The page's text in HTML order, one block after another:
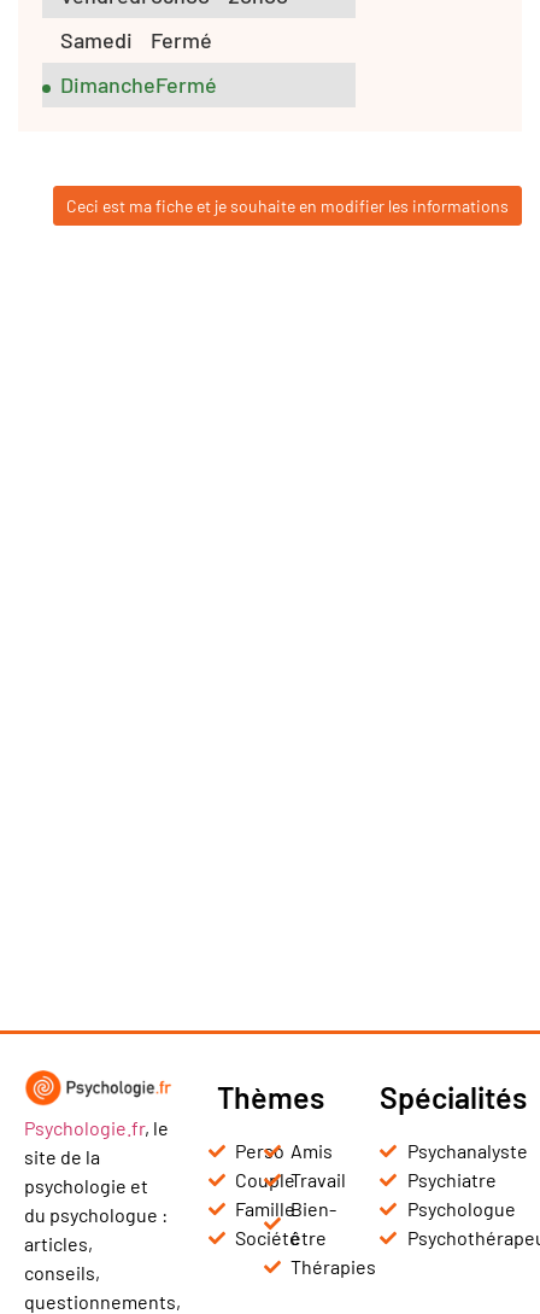
Samedi
Fermé
DimancheFermé
Ceci est ma fiche et je souhaite en modifier les informations
Psychologie.fr, le
site de la
psychologie et
du psychologue :
articles,
conseils,
questionnements,
Thèmes
Perso
Couple
Famille
Société
Amis
Travail
Bien-
être
Thérapies
Spécialités
Psychanalyste
Psychiatre
Psychologue